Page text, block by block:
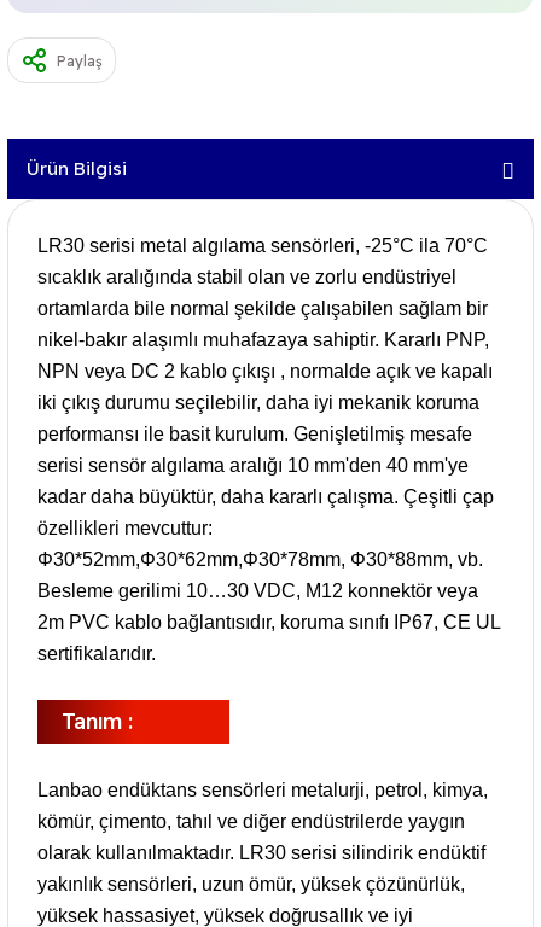
Paylaş
Ürün Bilgisi
LR30 serisi metal algılama sensörleri, -25°C ila 70°C
sıcaklık aralığında stabil olan ve zorlu endüstriyel
ortamlarda bile normal şekilde çalışabilen sağlam bir
nikel-bakır alaşımlı muhafazaya sahiptir. Kararlı PNP,
NPN veya DC 2 kablo çıkışı , normalde açık ve kapalı
iki çıkış durumu seçilebilir, daha iyi mekanik koruma
performansı ile basit kurulum. Genişletilmiş mesafe
serisi sensör algılama aralığı 10 mm'den 40 mm'ye
kadar daha büyüktür, daha kararlı çalışma. Çeşitli çap
özellikleri mevcuttur:
Φ30*52mm,Φ30*62mm,Φ30*78mm, Φ30*88mm, vb.
Besleme gerilimi 10…30 VDC, M12 konnektör veya
2m PVC kablo bağlantısıdır, koruma sınıfı IP67, CE UL
sertifikalarıdır.
Tanım :
Lanbao endüktans sensörleri metalurji, petrol, kimya,
kömür, çimento, tahıl ve diğer endüstrilerde yaygın
olarak kullanılmaktadır. LR30 serisi silindirik endüktif
yakınlık sensörleri, uzun ömür, yüksek çözünürlük,
yüksek hassasiyet, yüksek doğrusallık ve iyi